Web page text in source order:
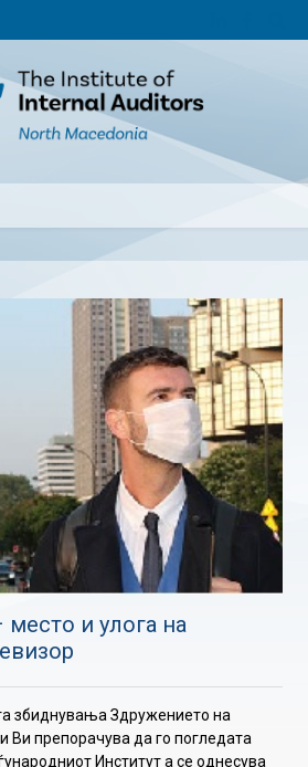
и улога на
збиднувања Здружението на
Ви препорачува да го погледата
Институт а се однесува